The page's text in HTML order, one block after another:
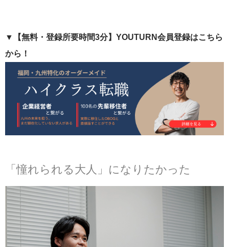
▼【無料・登録所要時間3分】YOUTURN会員登録はこちら
から！
「憧れられる大人」になりたかった